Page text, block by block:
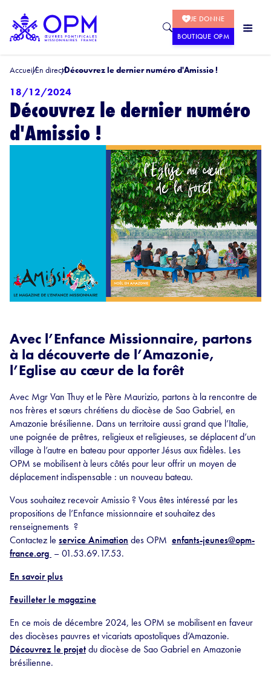
JE DONNE
BOUTIQUE OPM
AccueilEn directDécouvrez le dernier numéro d'Amissio !
18/12/2024
Découvrez le dernier numéro
d'Amissio !
Avec l’Enfance Missionnaire, partons
à la découverte de l’Amazonie,
l’Eglise au cœur de la forêt
Avec Mgr Van Thuy et le Père Maurizio, partons à la rencontre de
nos frères et sœurs chrétiens du diocèse de Sao Gabriel, en
Amazonie brésilienne. Dans un territoire aussi grand que l’Italie,
une poignée de prêtres, religieux et religieuses, se déplacent d’un
village à l’autre en bateau pour apporter Jésus aux fidèles. Les
OPM se mobilisent à leurs côtés pour leur offrir un moyen de
déplacement indispensable : un nouveau bateau.
Vous souhaitez recevoir Amissio ? Vous êtes intéressé par les
propositions de l’Enfance missionnaire et souhaitez des
renseignements ?
Contactez le service Animation des OPM enfants-jeunes@opm-
france.org – 01.53.69.17.53.
En savoir plus
Feuilleter le magazine
En ce mois de décembre 2024, les OPM se mobilisent en faveur
des diocèses pauvres et vicariats apostoliques d’Amazonie.
Découvrez le projetdu diocèse de Sao Gabriel en Amazonie
brésilienne.